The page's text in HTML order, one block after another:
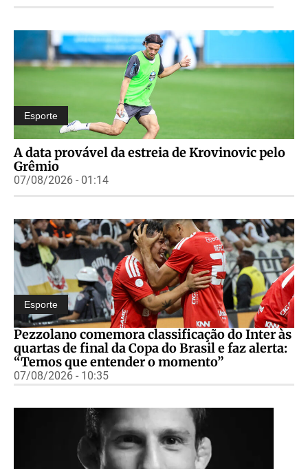
Esporte
A data provável da estreia de Krovinovic pelo
Grêmio
07/08/2026 - 01:14
Esporte
Pezzolano comemora classificação do Inter às
quartas de final da Copa do Brasil e faz alerta:
“Temos que entender o momento”
07/08/2026 - 10:35